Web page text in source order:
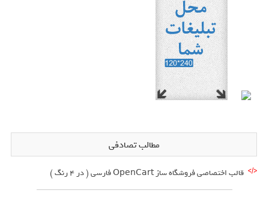
مطالب تصادفی
قالب اختصاصی فروشگاه ساز OpenCart فارسی ( در 4 رنگ )